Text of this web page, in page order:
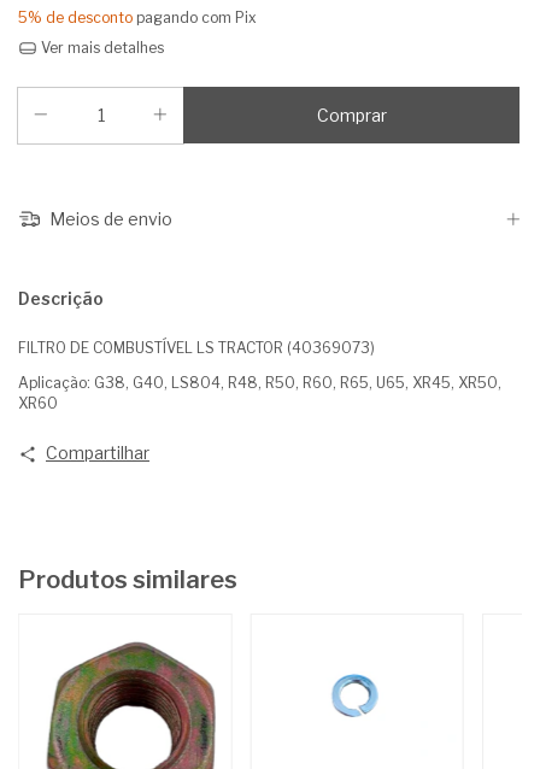
5% de desconto pagando com Pix
Ver mais detalhes
Meios de envio
Descrição
FILTRO DE COMBUSTÍVEL LS TRACTOR (40369073)
Aplicação: G38, G40, LS804, R48, R50, R60, R65, U65, XR45, XR50,
XR60
Compartilhar
Produtos similares